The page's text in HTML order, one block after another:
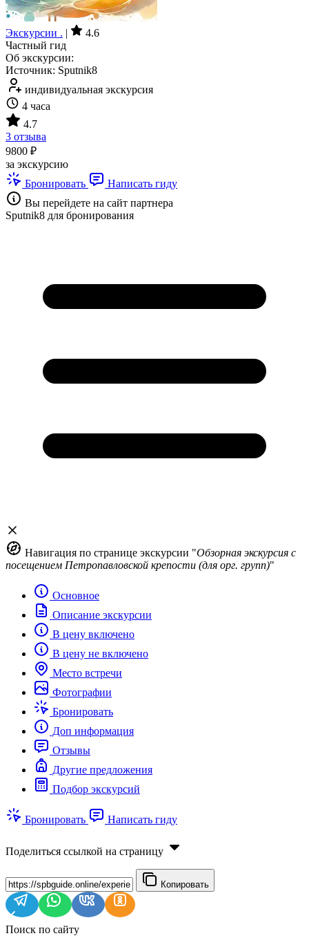
Экскурсии . |
4.6
Частный гид
Об экскурсии:
Источник: Sputnik8
индивидуальная экскурсия
4 часа
4.7
3 отзыва
9800 ₽
за экскурсию
Бронировать
Написать гиду
Вы перейдете на сайт партнера
Sputnik8 для бронирования
Навигация по странице экскурсии "Обзорная экскурсия с
посещением Петропавловской крепости (для орг. групп)"
Основное
Описание экскурсии
В цену включено
В цену не включено
Место встречи
Фотографии
Бронировать
Доп информация
Отзывы
Другие предложения
Подбор экскурсий
Бронировать Написать гиду
Поделиться ссылкой на страницу
Копировать
Поиск по сайту